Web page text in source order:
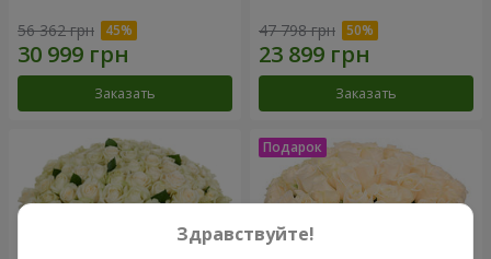
56 362 грн
Заказать
47 798 грн
Заказать
Здравствуйте!